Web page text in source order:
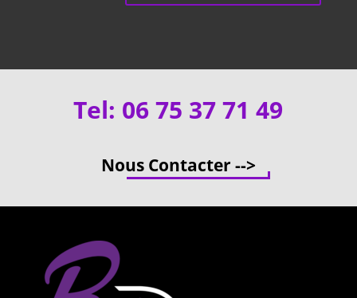
Tel: 06 75 37 71 49
Nous Contacter -->